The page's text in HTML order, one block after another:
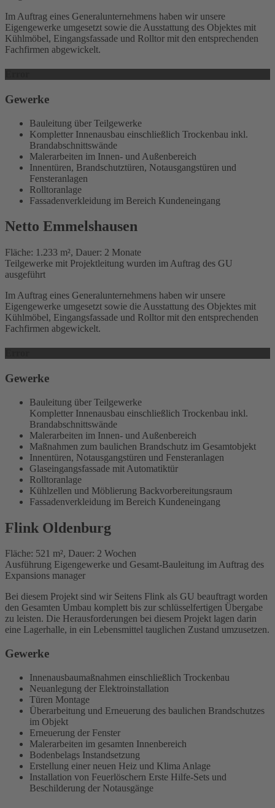
Im Auftrag eines Generalunternehmens haben wir unsere
Eigengewerke umgesetzt sowie die Ausstattung des Objektes mit
Kühlmöbel, Eingangsfassade und Rolltor mit den entsprechenden
Fachfirmen abgewickelt.
Gewerke
Bauleitung über Teilgewerke
Kompletter Innenausbau einschließlich Trockenbau inkl.
Brandabschnittswände
Malerarbeiten im Innen- und Außenbereich
Innentüren, Brandschutztüren, Notausgangstüren und
Fensteranlagen
Rolltoranlage
Fassadenverkleidung im Bereich Kundeneingang
Netto Emmelshausen
Fläche: 1.233 m², Dauer: 2 Monate
Teilgewerke mit Projektleitung wurden im Auftrag des GU
ausgeführt
Im Auftrag eines Generalunternehmens haben wir unsere
Eigengewerke umgesetzt sowie die Ausstattung des Objektes mit
Kühlmöbel, Eingangsfassade und Rolltor mit den entsprechenden
Fachfirmen abgewickelt.
Gewerke
Bauleitung über Teilgewerke
Kompletter Innenausbau einschließlich Trockenbau inkl.
Brandabschnittswände
Malerarbeiten im Innen- und Außenbereich
Maßnahmen zum baulichen Brandschutz im Gesamtobjekt
Innentüren, Notausgangstüren und Fensteranlagen
Glaseingangsfassade mit Automatiktür
Rolltoranlage
Kühlzellen und Möblierung Backvorbereitungsraum
Fassadenverkleidung im Bereich Kundeneingang
Flink Oldenburg
Fläche: 521 m², Dauer: 2 Wochen
Ausführung Eigengewerke und Gesamt-Bauleitung im Auftrag des
Expansions manager
Bei diesem Projekt sind wir Seitens Flink als GU beauftragt worden
den Gesamten Umbau komplett bis zur schlüsselfertigen Übergabe
zu leisten. Die Herausforderungen bei diesem Projekt lagen darin
eine Lagerhalle, in ein Lebensmittel tauglichen Zustand umzusetzen.
Gewerke
Innenausbaumaßnahmen einschließlich Trockenbau
Neuanlegung der Elektroinstallation
Türen Montage
Überarbeitung und Erneuerung des baulichen Brandschutzes
im Objekt
Erneuerung der Fenster
Malerarbeiten im gesamten Innenbereich
Bodenbelags Instandsetzung
Erstellung einer neuen Heiz und Klima Anlage
Installation von Feuerlöschern Erste Hilfe-Sets und
Beschilderung der Notausgänge